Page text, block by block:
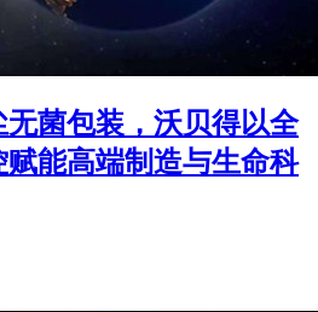
菌包装，沃贝得以全
能高端制造与生命科